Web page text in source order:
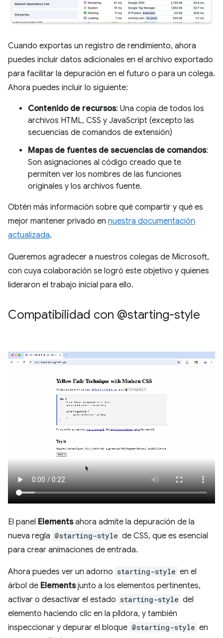
Cuando exportas un registro de rendimiento, ahora
puedes incluir datos adicionales en el archivo exportado
para facilitar la depuración en el futuro o para un colega.
Ahora puedes incluir lo siguiente:
Contenido de recursos: Una copia de todos los
archivos HTML, CSS y JavaScript (excepto las
secuencias de comandos de extensión)
Mapas de fuentes de secuencias de comandos:
Son asignaciones al código creado que te
permiten ver los nombres de las funciones
originales y los archivos fuente.
Obtén más información sobre qué compartir y qué es
mejor mantener privado en nuestra documentación
actualizada.
Queremos agradecer a nuestros colegas de Microsoft,
con cuya colaboración se logró este objetivo y quienes
lideraron el trabajo inicial para ello.
Compatibilidad con @starting-style
El panel Elementsahora admite la depuración de la
nueva regla @starting-style de CSS, que es esencial
para crear animaciones de entrada.
Ahora puedes ver un adorno starting-style en el
árbol de Elementsjunto a los elementos pertinentes,
activar o desactivar el estado starting-style del
elemento haciendo clic en la píldora, y también
inspeccionar y depurar el bloque @starting-style en